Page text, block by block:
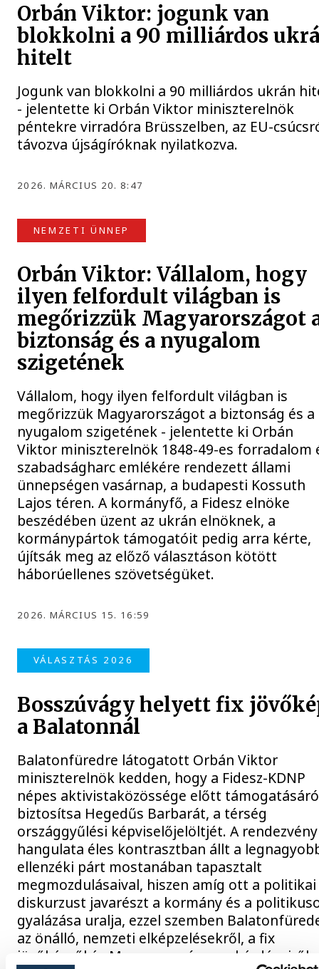
Orbán Viktor: jogunk van
blokkolni a 90 milliárdos
hitelt
Jogunk van blokkolni a 90 milliárdos ukrán
- jelentette ki Orbán Viktor miniszterelnök
péntekre virradóra Brüsszelben, az EU-
távozva újságíróknak nyilatkozva.
2026. MÁRCIUS 20. 8:47
NEMZETI ÜNNEP
Orbán Viktor: Vállalom, hogy
ilyen felfordult világban is
megőrizzük Magyarországot
biztonság és a nyugalom
szigetének
Vállalom, hogy ilyen felfordult világban is
megőrizzük Magyarországot a biztonság és a
nyugalom szigetének - jelentette ki Orbán
Viktor miniszterelnök 1848-49-es forradalom
szabadságharc emlékére rendezett állami
ünnepségen vasárnap, a budapesti Kossuth
Lajos téren. A kormányfő, a Fidesz elnöke
beszédében üzent az ukrán elnöknek, a
kormánypártok támogatóit pedig arra kérte,
újítsák meg az előző választáson kötött
háborúellenes szövetségüket.
2026. MÁRCIUS 15. 16:59
VÁLASZTÁS 2026
Bosszúvágy helyett fix
a Balatonnál
Balatonfüredre látogatott Orbán Viktor
miniszterelnök kedden, hogy a Fidesz-KDNP
népes aktivistaközössége előtt
biztosítsa Hegedűs Barbarát, a térség
országgyűlési képviselőjelöltjét. A rendezvény
hangulata éles kontrasztban állt a
ellenzéki párt mostanában tapasztalt
megmozdulásaival, hiszen amíg ott a politikai
diskurzust javarészt a kormány és a
gyalázása uralja, ezzel szemben
az önálló, nemzeti elképzelésekről, a fix
jövőképről és Magyarország sorskérdéseiről